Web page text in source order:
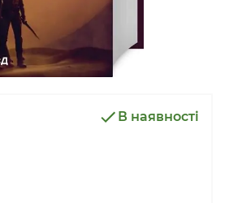
В наявності